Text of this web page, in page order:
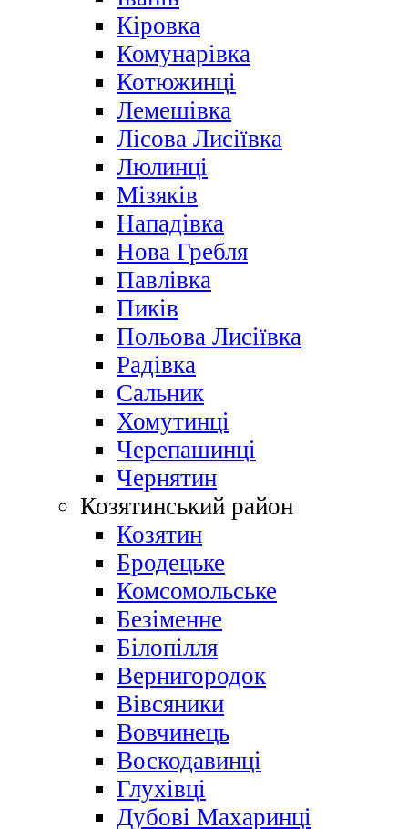
Кіровка
Комунарівка
Котюжинці
Лемешівка
Лісова Лисіївка
Люлинці
Мізяків
Нападівка
Нова Гребля
Павлівка
Пиків
Польова Лисіївка
Радівка
Сальник
Хомутинці
Черепашинці
Чернятин
Козятинський район
Козятин
Бродецьке
Комсомольське
Безіменне
Білопілля
Вернигородок
Вівсяники
Вовчинець
Воскодавинці
Глухівці
Дубові Махаринці